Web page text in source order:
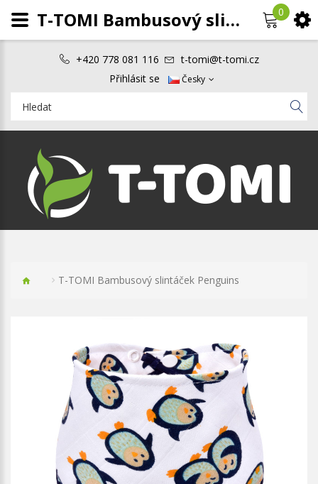
+420 778 081 116
t-tomi@t-tomi.cz
Přihlásit se
Česky
0
T-TOMI Bambusový slintáček Penguins
T-TOMI Bambusový slintáček Penguins